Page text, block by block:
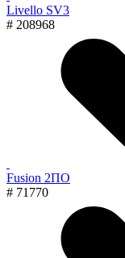
Livello SV3
# 208968
Fusion 2ПО
# 71770